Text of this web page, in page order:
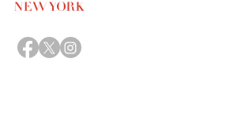
Facebook
X Instagram